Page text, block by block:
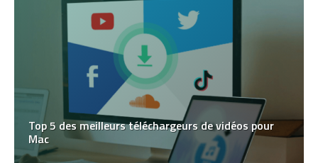
Top 5 des meilleurs téléchargeurs de vidéos pour
Mac